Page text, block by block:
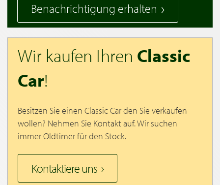
Benachrichtigung erhalten
Wir kaufen Ihren Classic
Car!
Besitzen Sie einen Classic Car den Sie verkaufen
wollen? Nehmen Sie Kontakt auf. Wir suchen
immer Oldtimer für den Stock.
Kontaktiere uns